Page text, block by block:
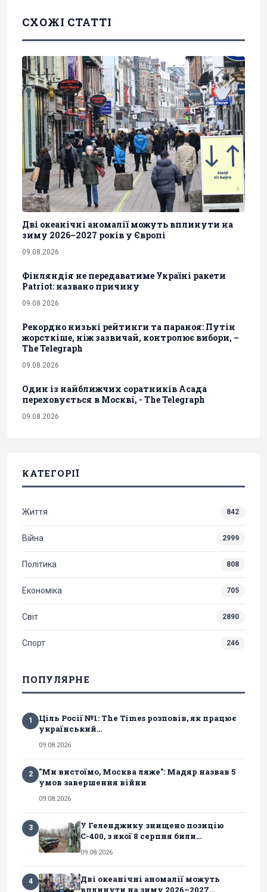
СХОЖІ СТАТТІ
Дві океанічні аномалії можуть вплинути на
зиму 2026–2027 років у Європі
09.08.2026
Фінляндія не передаватиме Україні ракети
Patriot: названо причину
09.08.2026
Рекордно низькі рейтинги та параноя: Путін
жорсткіше, ніж зазвичай, контролює вибори, –
The Telegraph
09.08.2026
Один із найближчих соратників Асада
переховується в Москві, - The Telegraph
09.08.2026
КАТЕГОРІЇ
Життя 842
Війна 2999
Політика 808
Економіка 705
Світ 2890
Спорт 246
ПОПУЛЯРНЕ
1
Ціль Росії №1: The Times розповів, як працює
український...
09.08.2026
2
"Ми вистоїмо, Москва ляже": Мадяр назвав 5
умов завершення війни
09.08.2026
3
У Геленджику знищено позицію
С-400, з якої 8 серпня били...
09.08.2026
4
Дві океанічні аномалії можуть
вплинути на зиму 2026–2027...